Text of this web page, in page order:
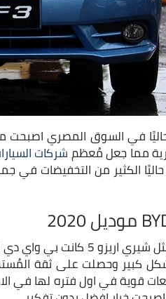
في السوق المصري اصبحت
مما جعل مُعظمشركات
الكثير من التخفيضات في
قوية في اول فتره لها في